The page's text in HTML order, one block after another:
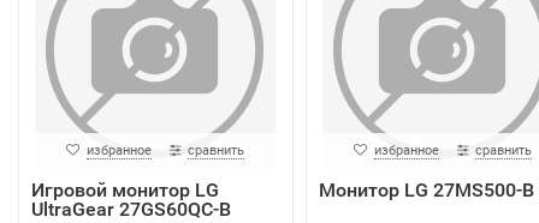
избранное сравнить
Игровой монитор LG
UltraGear 27GS60QC-B
избранное сравнить
Монитор LG 27MS500-B